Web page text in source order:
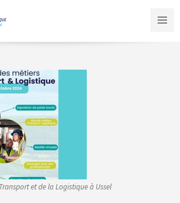
et de la Logistique à Ussel